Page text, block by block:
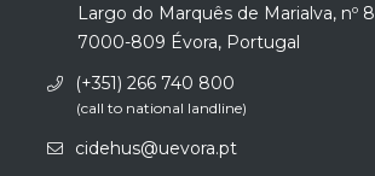
Largo do Marquês de Marialva, nº 8
7000-809 Évora, Portugal
(+351) 266 740 800
(call to national landline)
cidehus@uevora.pt